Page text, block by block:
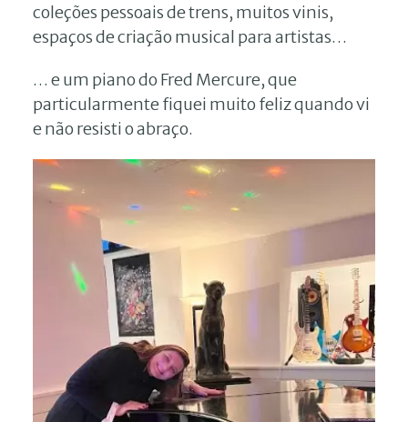
coleções pessoais de trens, muitos vinis,
espaços de criação musical para artistas…
… e um piano do Fred Mercure, que
particularmente fiquei muito feliz quando vi
e não resisti o abraço.